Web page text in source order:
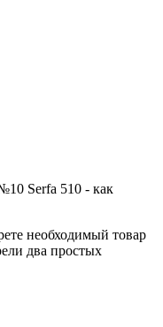
Serfa 510 - как
необходимый товар
два простых